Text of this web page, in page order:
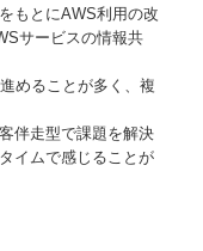
もとにAWS利用の改
サービスの情報共
めることが多く、複
伴走型で課題を解決
イムで感じることが